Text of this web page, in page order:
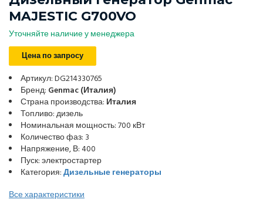
MAJESTIC G700VO
Уточняйте наличие у менеджера
Цена по запросу
Артикул: DG214330765
Бренд: Genmac (Италия)
Страна производства: Италия
Топливо: дизель
Номинальная мощность: 700 кВт
Количество фаз: 3
Напряжение, В: 400
Пуск: электростартер
Категория:Дизельные генераторы
Все характеристики